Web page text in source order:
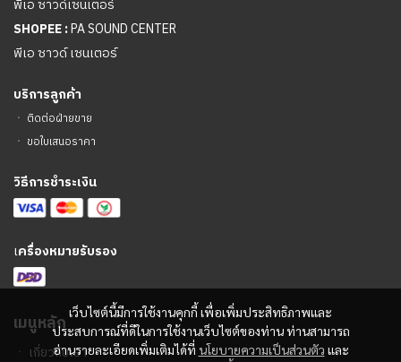
เว็บไซต์นี้มีการใช้งานคุกกี้ เพื่อเพิ่มประสิทธิภาพและ
ประสบการณ์ที่ดีในการใช้งานเว็บไซต์ของท่าน ท่านสามารถ
อ่านรายละเอียดเพิ่มเติมได้ที่ นโยบายความเป็นส่วนตัว และ
พีเอ ซาวด์เซนเตอร์
SHOPEE :PA SOUND CENTER
พีเอ ซาวด์ เซนเตอร์
บริการลูกค้า
ㆍ ติดต่อฝ่ายขาย
ㆍ ขอใบเสนอราคา
วิธีการชำระเงิน
เครื่องหมายรับรอง
เมนูหลัก
ㆍ เกี่ยวกับเรา